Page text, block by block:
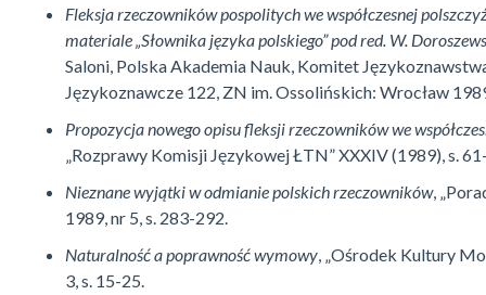
Fleksja rzeczowników pospolitych we współczesnej
materiale „Słow­ni­ka języka polskiego” pod red. W.
Saloni, Polska Akademia Nauk, Komitet
Językoznawcze 122, ZN im. Ossolińskich: Wrocław
Propozycja nowego opisu fleksji rzeczowników we
„Rozprawy Ko­mi­sji Językowej ŁTN” XXXIV (1989), s.
Nieznane wyjątki w odmianie polskich rzeczowników,
1989, nr 5, s. 283-292.
Naturalność a poprawność wymowy , „Ośrodek Kultury
3, s. 15-25.